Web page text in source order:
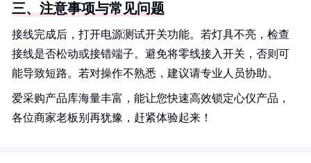
三、注意事项与常见问题
接线完成后，打开电源测试开关功能。若灯具不亮，检查
接线是否松动或接错端子。避免将零线接入开关，否则可
能导致短路。若对操作不熟悉，建议请专业人员协助。
爱采购产品库海量丰富，能让您快速高效锁定心仪产品，
各位商家老板别再犹豫，赶紧体验起来！